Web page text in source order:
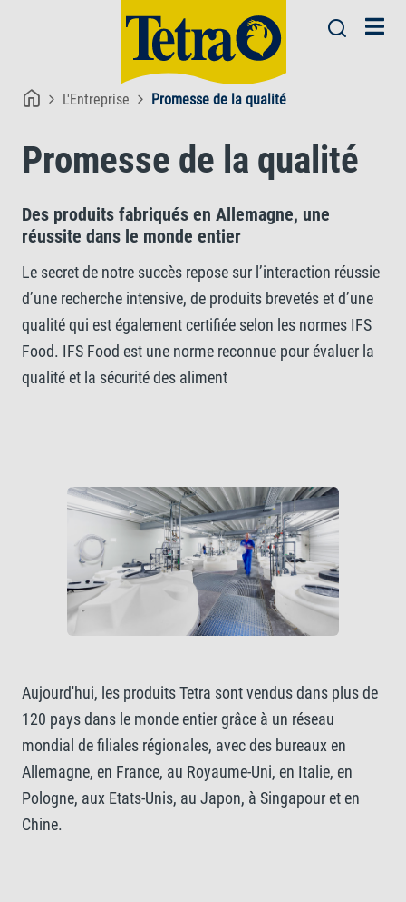
L'Entreprise Promesse de la qualité
Promesse de la qualité
Des produits fabriqués en Allemagne, une
réussite dans le monde entier
Le secret de notre succès repose sur l’interaction réussie
d’une recherche intensive, de produits brevetés et d’une
qualité qui est également certifiée selon les normes IFS
Food. IFS Food est une norme reconnue pour évaluer la
qualité et la sécurité des aliment
Aujourd'hui, les produits Tetra sont vendus dans plus de
120 pays dans le monde entier grâce à un réseau
mondial de filiales régionales, avec des bureaux en
Allemagne, en France, au Royaume-Uni, en Italie, en
Pologne, aux Etats-Unis, au Japon, à Singapour et en
Chine.